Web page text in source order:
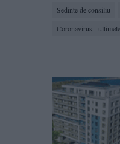
Sedinte de consiliu
Coronavirus -